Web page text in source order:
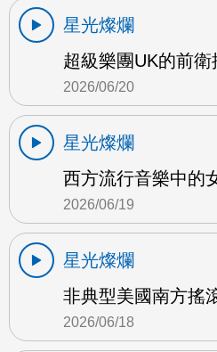
星光燦爛
超級樂團UK的前衛
2026/06/20
星光燦爛
西方流行音樂中的
2026/06/19
星光燦爛
非典型美國南方搖
2026/06/18